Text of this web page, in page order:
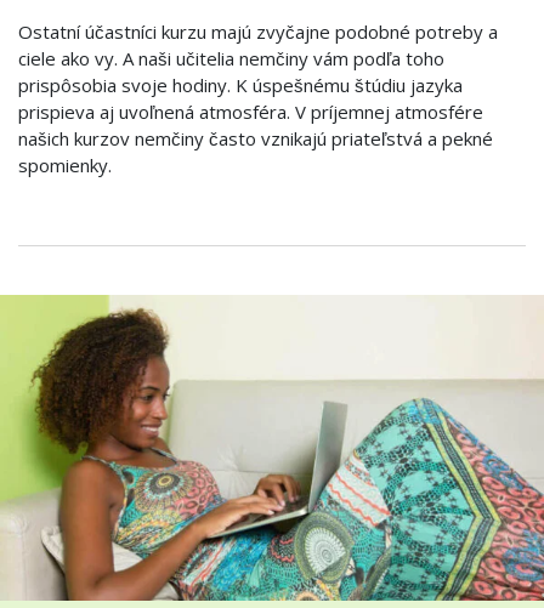
Ostatní účastníci kurzu majú zvyčajne podobné potreby a
ciele ako vy. A naši učitelia nemčiny vám podľa toho
prispôsobia svoje hodiny. K úspešnému štúdiu jazyka
prispieva aj uvoľnená atmosféra. V príjemnej atmosfére
našich kurzov nemčiny často vznikajú priateľstvá a pekné
spomienky.